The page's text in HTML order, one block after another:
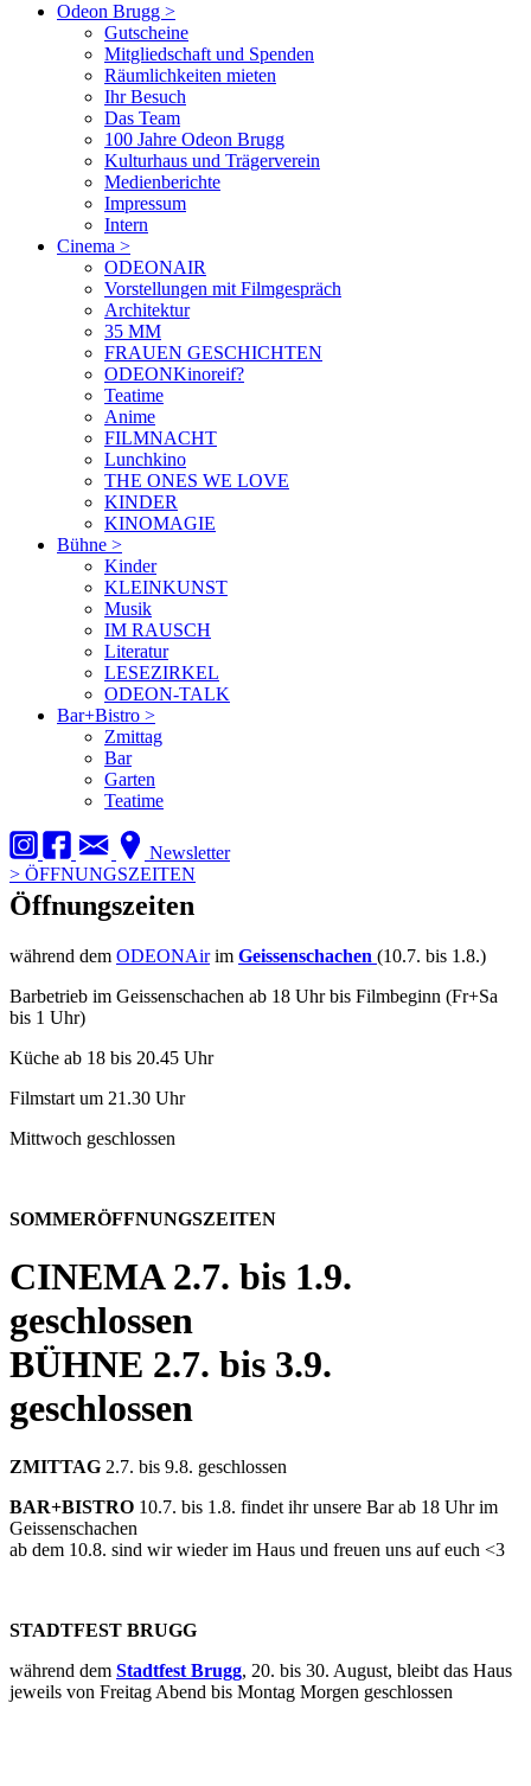
Odeon Brugg >
Gutscheine
Mitgliedschaft und Spenden
Räumlichkeiten mieten
Ihr Besuch
Das Team
100 Jahre Odeon Brugg
Kulturhaus und Trägerverein
Medienberichte
Impressum
Intern
Cinema >
ODEONAIR
Vorstellungen mit Filmgespräch
Architektur
35 MM
FRAUEN GESCHICHTEN
ODEONKinoreif?
Teatime
Anime
FILMNACHT
Lunchkino
THE ONES WE LOVE
KINDER
KINOMAGIE
Bühne >
Kinder
KLEINKUNST
Musik
IM RAUSCH
Literatur
LESEZIRKEL
ODEON-TALK
Bar+Bistro >
Zmittag
Bar
Garten
Teatime
Newsletter
> ÖFFNUNGSZEITEN
Öffnungszeiten
während dem ODEONAirim Geissenschachen (10.7. bis 1.8.)
Barbetrieb im Geissenschachen ab 18 Uhr bis Filmbeginn (Fr+Sa
bis 1 Uhr)
Küche ab 18 bis 20.45 Uhr
Filmstart um 21.30 Uhr
Mittwoch geschlossen
SOMMERÖFFNUNGSZEITEN
CINEMA2.7. bis 1.9.
geschlossen
BÜHNE 2.7. bis 3.9.
geschlossen
ZMITTAG 2.7. bis 9.8. geschlossen
BAR+BISTRO 10.7. bis 1.8. findet ihr unsere Bar ab 18 Uhr im
Geissenschachen
ab dem 10.8. sind wir wieder im Haus und freuen uns auf euch <3
STADTFEST BRUGG
während dem Stadtfest Brugg, 20. bis 30. August, bleibt das Haus
jeweils von Freitag Abend bis Montag Morgen geschlossen